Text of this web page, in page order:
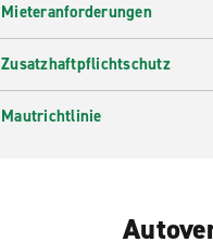
Mieteranforderungen
Zusatzhaftpflichtschutz
Mautrichtlinie